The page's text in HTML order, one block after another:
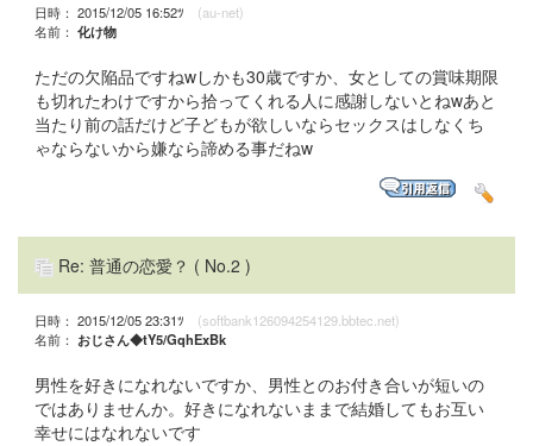
日時： 2015/12/05 16:52ﾂ (au-net)
名前： 化け物
ただの欠陥品ですねwしかも30歳ですか、女としての賞味期限
も切れたわけですから拾ってくれる人に感謝しないとねwあと
当たり前の話だけど子どもが欲しいならセックスはしなくち
ゃならないから嫌なら諦める事だねw
Re: 普通の恋愛？ ( No.2 )
日時： 2015/12/05 23:31ﾂ (softbank126094254129.bbtec.net)
名前： おじさん◆tY5/GqhExBk
男性を好きになれないですか、男性とのお付き合いが短いの
ではありませんか。好きになれないままで結婚してもお互い
幸せにはなれないです